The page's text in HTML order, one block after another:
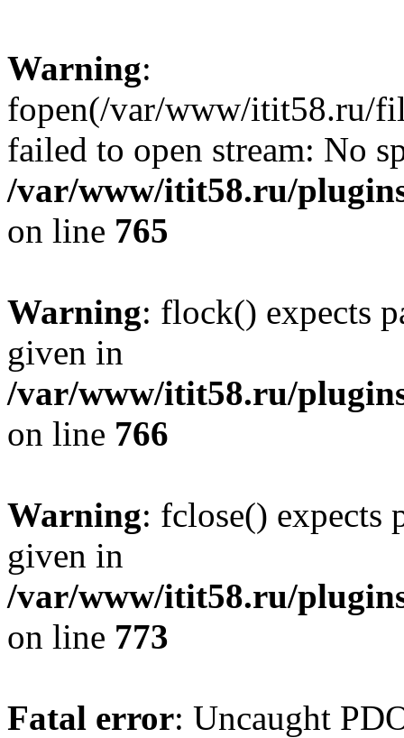
Warning:
fopen(/var/www/itit58.ru/
failed to open stream: No
/var/www/itit58.ru/
on line 765
Warning: flock() expects
given in
/var/www/itit58.ru/
on line 766
Warning: fclose() expects
given in
/var/www/itit58.ru/
on line 773
Fatal error: Uncaught